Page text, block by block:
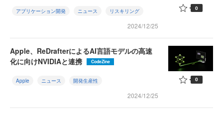
アプリケーション開発 ニュース リスキリング
2024/12/25
0
Apple、ReDrafterによるAI言語モデルの高速
化に向けNVIDIAと連携
CodeZine
Apple ニュース 開発生産性
2024/12/25
0